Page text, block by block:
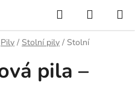
Hledat
KOŠÍK
Pily / Stolní pily / Stolní
pila –